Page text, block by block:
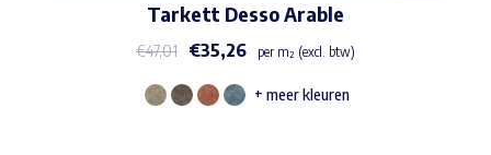
Tarkett Desso Arable
€47,01 €35,26 per m² (excl. btw)
Dit
+ meer kleuren